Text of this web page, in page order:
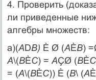
4. Проверить
ли приведенные
алгебры множеств:
а)(ADB) È Ø (AÈВ)
А\(ВÈС) = АÇØ (ВÈС
= (А\(BÈC)) È (В\ (AÈ